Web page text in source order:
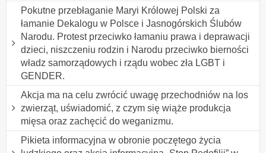
Pokutne przebłaganie Maryi Królowej Polski za
łamanie Dekalogu w Polsce i Jasnogórskich Ślubów
Narodu. Protest przeciwko łamaniu prawa i deprawacji
dzieci, niszczeniu rodzin i Narodu przeciwko bierności
władz samorządowych i rządu wobec zła LGBT i
GENDER.
Akcja ma na celu zwrócić uwagę przechodniów na los
zwierząt, uświadomić, z czym się wiąże produkcja
mięsa oraz zachęcić do weganizmu.
Pikieta informacyjna w obronie poczętego życia